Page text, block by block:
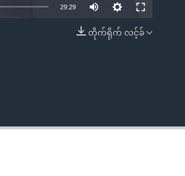
EMBED
29:29
တိုက်ရိုက် လင့်ခ်